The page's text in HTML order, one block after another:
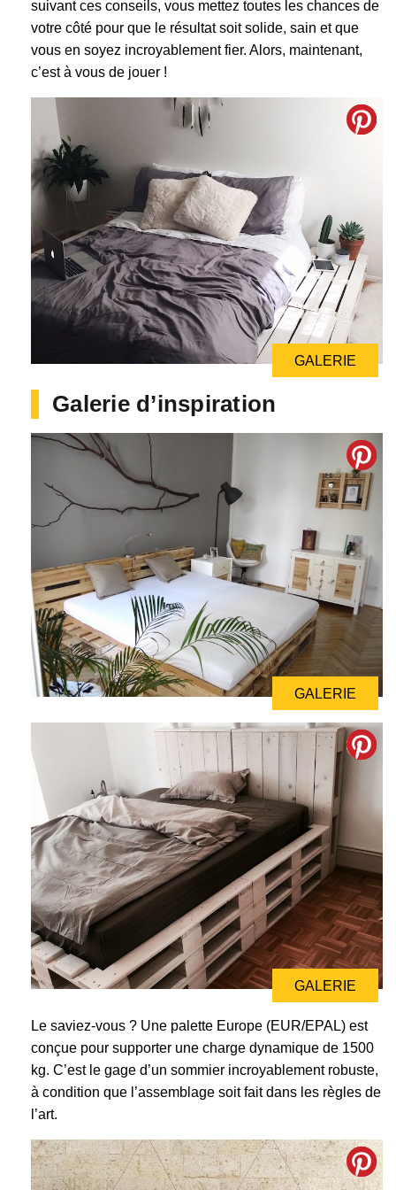
suivant ces conseils, vous mettez toutes les chances de
votre côté pour que le résultat soit solide, sain et que
vous en soyez incroyablement fier. Alors, maintenant,
c’est à vous de jouer !
GALERIE
GALERIE
Galerie d’inspiration
GALERIE
GALERIE
GALERIE
GALERIE
Le saviez-vous ? Une palette Europe (EUR/EPAL) est
conçue pour supporter une charge dynamique de 1500
kg. C’est le gage d’un sommier incroyablement robuste,
à condition que l’assemblage soit fait dans les règles de
l’art.